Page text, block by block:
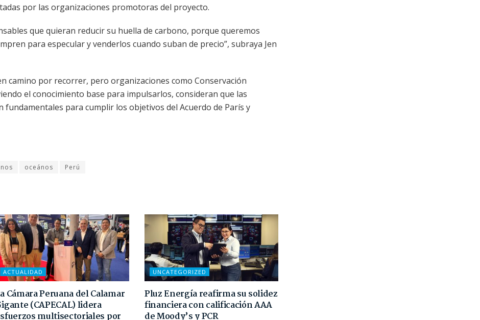
por las organizaciones promotoras del proyecto.
que quieran reducir su huella de carbono, porque queremos
para especular y venderlos cuando suban de precio”, subraya Jen
camino por recorrer, pero organizaciones como Conservación
el conocimiento base para impulsarlos, consideran que las
fundamentales para cumplir los objetivos del Acuerdo de París y
oceános Perú
ACTUALIDAD
Cámara Peruana del Calamar
(CAPECAL) lidera
multisectoriales por
UNCATEGORIZED
Pluz Energía reafirma su solidez
financiera con calificación AAA
de Moody’s y PCR